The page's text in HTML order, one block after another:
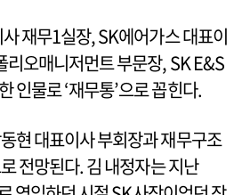
재무1실장, SK에어가스 대표이
리오매니저먼트 부문장, SK E&S
인물로 ‘재무통’으로 꼽힌다.
현 대표이사 부회장과 재무구조
전망된다. 김 내정자는 지난